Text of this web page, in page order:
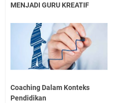
MENJADI GURU KREATIF
Coaching Dalam Konteks
Pendidikan